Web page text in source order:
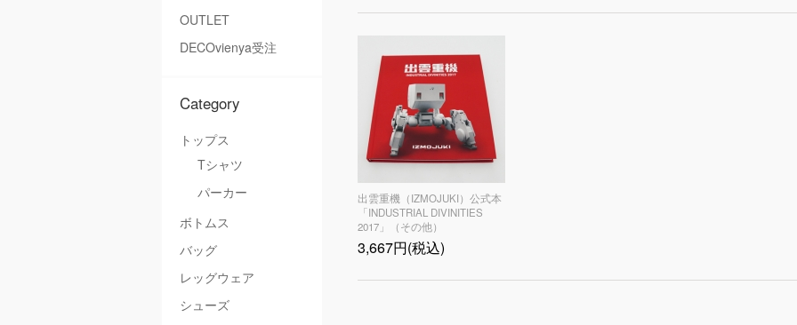
OUTLET
DECOvienya受注
Category
トップス
Tシャツ
パーカー
ボトムス
バッグ
レッグウェア
シューズ
出雲重機（IZMOJUKI）公式本
「INDUSTRIAL DIVINITIES
2017」（その他）
3,667円(税込)